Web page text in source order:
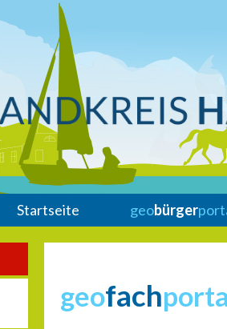
Startseite geobürger
geofach